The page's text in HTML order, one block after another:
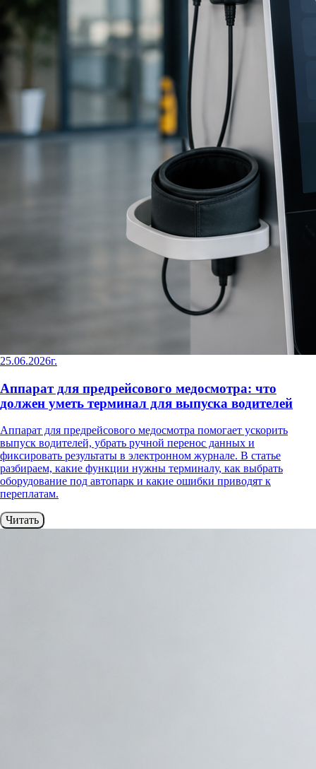
25.06.2026г.
Аппарат для предрейсового медосмотра: что
должен уметь терминал для выпуска водителей
Аппарат для предрейсового медосмотра помогает ускорить
выпуск водителей, убрать ручной перенос данных и
фиксировать результаты в электронном журнале. В статье
разбираем, какие функции нужны терминалу, как выбрать
оборудование под автопарк и какие ошибки приводят к
переплатам.
Читать